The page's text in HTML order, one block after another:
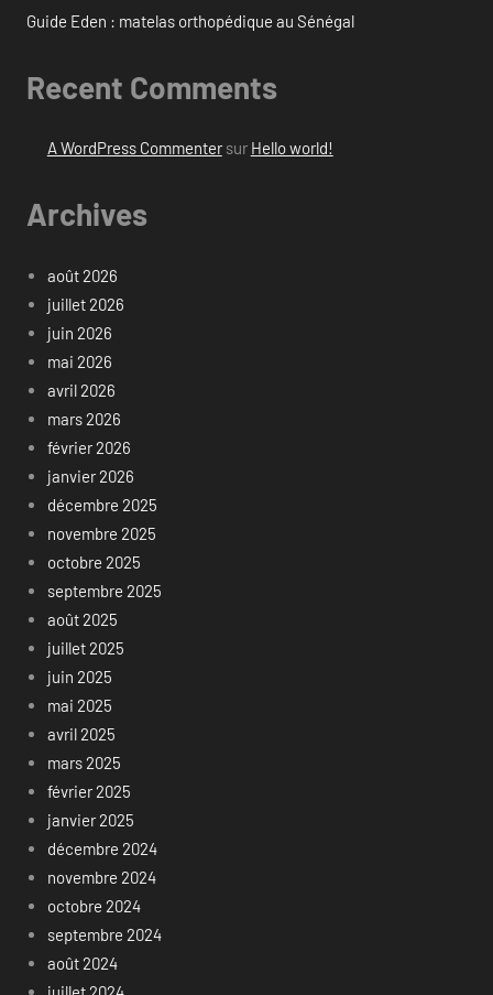
Guide Eden : matelas orthopédique au Sénégal
Recent Comments
A WordPress Commentersur Hello world!
Archives
août 2026
juillet 2026
juin 2026
mai 2026
avril 2026
mars 2026
février 2026
janvier 2026
décembre 2025
novembre 2025
octobre 2025
septembre 2025
août 2025
juillet 2025
juin 2025
mai 2025
avril 2025
mars 2025
février 2025
janvier 2025
décembre 2024
novembre 2024
octobre 2024
septembre 2024
août 2024